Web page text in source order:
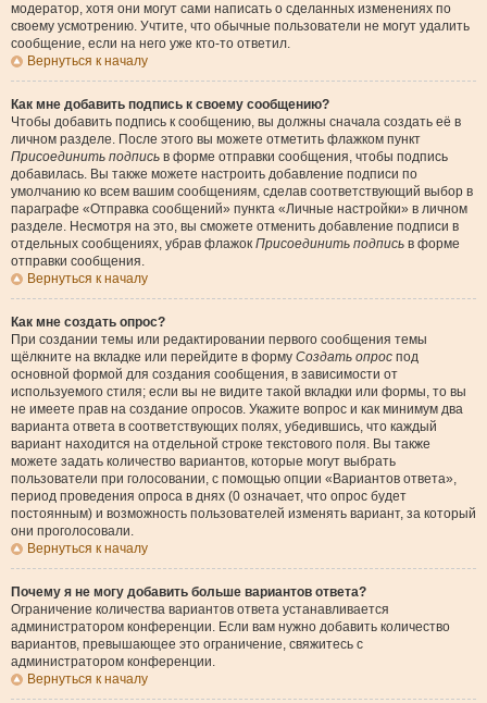
модератор, хотя они могут сами написать о сделанных изменениях по
своему усмотрению. Учтите, что обычные пользователи не могут удалить
сообщение, если на него уже кто-то ответил.
Вернуться к началу
Как мне добавить подпись к своему сообщению?
Чтобы добавить подпись к сообщению, вы должны сначала создать её в
личном разделе. После этого вы можете отметить флажком пункт
Присоединить подпись в форме отправки сообщения, чтобы подпись
добавилась. Вы также можете настроить добавление подписи по
умолчанию ко всем вашим сообщениям, сделав соответствующий выбор в
параграфе «Отправка сообщений» пункта «Личные настройки» в личном
разделе. Несмотря на это, вы сможете отменить добавление подписи в
отдельных сообщениях, убрав флажок Присоединить подпись в форме
отправки сообщения.
Вернуться к началу
Как мне создать опрос?
При создании темы или редактировании первого сообщения темы
щёлкните на вкладке или перейдите в форму Создать опрос под
основной формой для создания сообщения, в зависимости от
используемого стиля; если вы не видите такой вкладки или формы, то вы
не имеете прав на создание опросов. Укажите вопрос и как минимум два
варианта ответа в соответствующих полях, убедившись, что каждый
вариант находится на отдельной строке текстового поля. Вы также
можете задать количество вариантов, которые могут выбрать
пользователи при голосовании, с помощью опции «Вариантов ответа»,
период проведения опроса в днях (0 означает, что опрос будет
постоянным) и возможность пользователей изменять вариант, за который
они проголосовали.
Вернуться к началу
Почему я не могу добавить больше вариантов ответа?
Ограничение количества вариантов ответа устанавливается
администратором конференции. Если вам нужно добавить количество
вариантов, превышающее это ограничение, свяжитесь с
администратором конференции.
Вернуться к началу